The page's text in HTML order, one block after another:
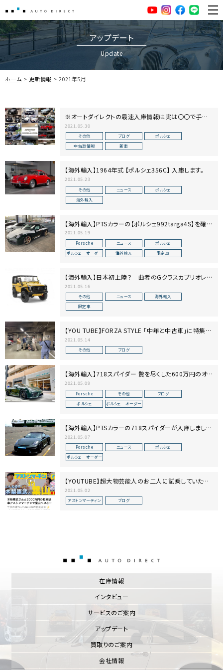
AUTO DIRECT YouTubeInstagramfacebook
LINE
アップデート
Update
ホーム 更新情報 2021年5月
※オートダイレクトの最速入庫情報は実は〇〇で手に
入ります※
2021.05.30
その他 ブログ
ポルシェ
中古車情報
新車
【海外輸入】1964年式 【ポルシェ356C】 入庫します。
2021.05.23
その他 ニュース
ポルシェ
海外輸入
【海外輸入】PTSカラーの【ポルシェ992targa4S】を確保
しました。
2021.05.19
Porsche ニュース
ポルシェ
ポルシェ オーダー
海外輸入 限定車
【海外輸入】日本初上陸？ 曲者のGクラスカブリオレ
入庫します
2021.05.16
その他 ニュース
海外輸入
限定車
【YOU TUBE】FORZA STYLE 「中年と中古車」に特集し
ていただきました！
2021.05.14
その他 ブログ
【海外輸入】718スパイダー 贅を尽くした600万円のオプ
ション紹介
2021.05.09
Porsche その他
ブログ
ポルシェ
ポルシェ オーダー
【海外輸入】PTSカラーの718スパイダーが入庫しまし
た！
2021.05.07
Porsche ニュース
ポルシェ
ポルシェ オーダー
【YOUTUBE】超大物芸能人のお二人に試乗していただ
きました！
2021.05.02
アストンマーティン ブログ
在庫情報
インタビュー
サービスのご案内
アップデート
買取りのご案内
会社情報